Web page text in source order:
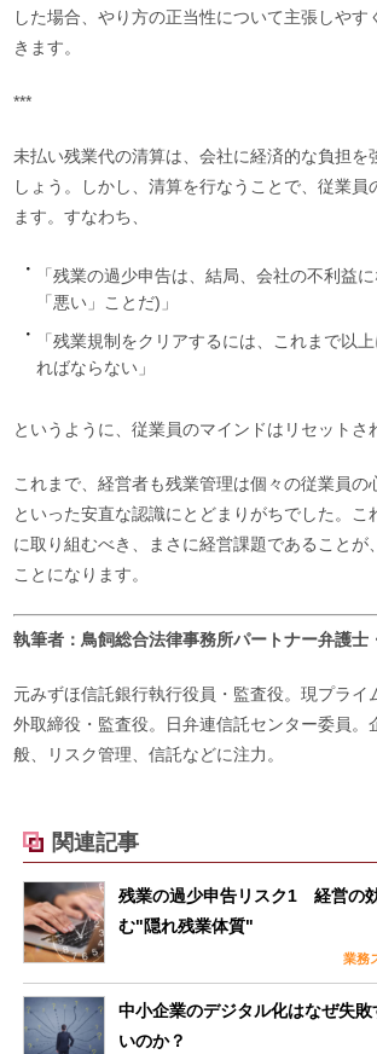
した場合、やり方の正当性について主張しやす
きます。
***
未払い残業代の清算は、会社に経済的な負担を
しょう。しかし、清算を行なうことで、従業員
ます。すなわち、
「残業の過少申告は、結局、会社の不利益
「悪い」ことだ)」
「残業規制をクリアするには、これまで以
ればならない」
というように、従業員のマインドはリセットさ
これまで、経営者も残業管理は個々の従業員の
といった安直な認識にとどまりがちでした。こ
に取り組むべき、まさに経営課題であることが
ことになります。
執筆者：鳥飼総合法律事務所パートナー弁護士
元みずほ信託銀行執行役員・監査役。現プライ
外取締役・監査役。日弁連信託センター委員。
般、リスク管理、信託などに注力。
関連記事
残業の過少申告リスク1 経営の
む"隠れ残業体質"
業務
中小企業のデジタル化はなぜ失
いのか？